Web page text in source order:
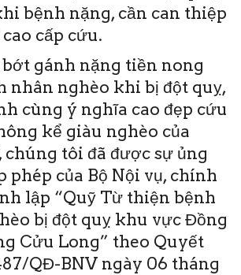
bệnh nặng, cần can thiệp
cấp cứu.
gánh nặng tiền nong
nhân nghèo khi bị đột quỵ,
cùng ý nghĩa cao đẹp cứu
kể giàu nghèo của
chúng tôi đã được sự ủng
phép của Bộ Nội vụ, chính
lập “Quỹ Từ thiện bệnh
bị đột quỵ khu vực Đồng
Cửu Long” theo Quyết
QĐ-BNV ngày 06 tháng